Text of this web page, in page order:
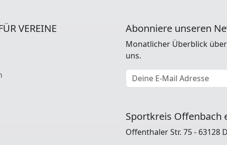
VEREINE Abonniere unseren
Monatlicher Überblick
uns.
E-Mail Adresse
Sportkreis Offenbach
Offenthaler Str. 75 - 63128